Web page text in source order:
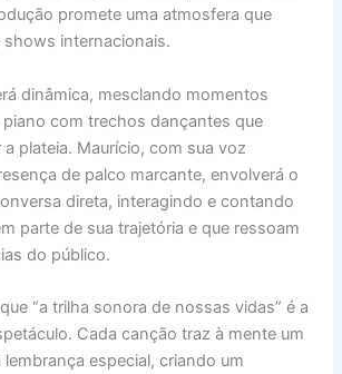
promete uma atmosfera que
shows internacionais.
dinâmica, mesclando momentos
com trechos dançantes que
plateia. Maurício, com sua voz
de palco marcante, envolverá o
direta, interagindo e contando
parte de sua trajetória e que ressoam
do público.
“a trilha sonora de nossas vidas” é a
Cada canção traz à mente um
especial, criando um